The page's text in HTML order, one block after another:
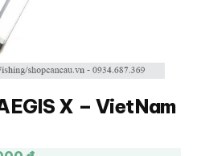
X – VietNam